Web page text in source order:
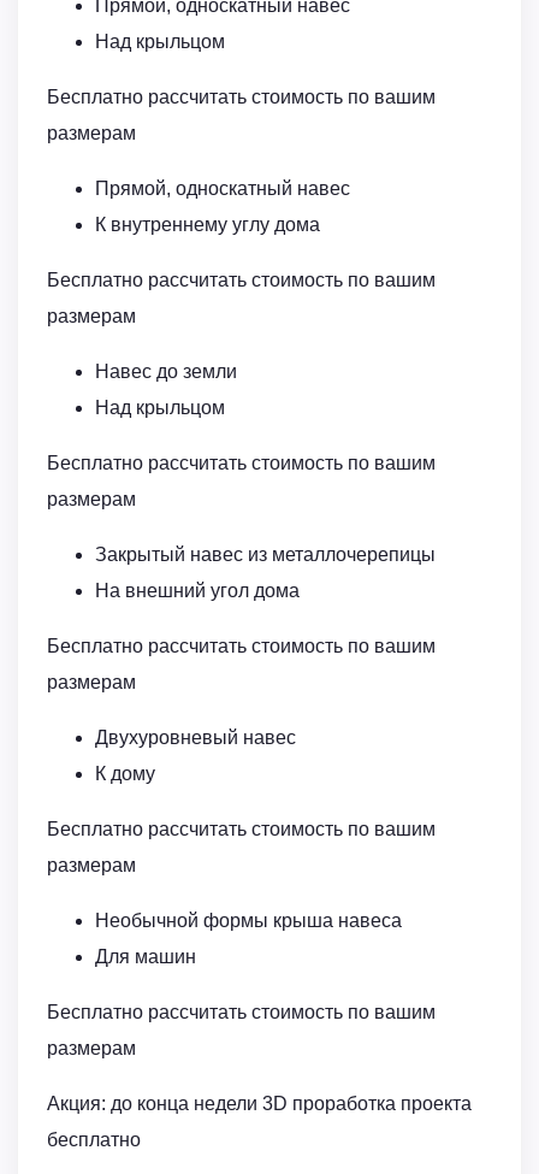
Прямой, односкатный навес
Над крыльцом
Бесплатно рассчитать стоимость по вашим
размерам
Прямой, односкатный навес
К внутреннему углу дома
Бесплатно рассчитать стоимость по вашим
размерам
Навес до земли
Над крыльцом
Бесплатно рассчитать стоимость по вашим
размерам
Закрытый навес из металлочерепицы
На внешний угол дома
Бесплатно рассчитать стоимость по вашим
размерам
Двухуровневый навес
К дому
Бесплатно рассчитать стоимость по вашим
размерам
Необычной формы крыша навеса
Для машин
Бесплатно рассчитать стоимость по вашим
размерам
Акция: до конца недели 3D проработка проекта
бесплатно